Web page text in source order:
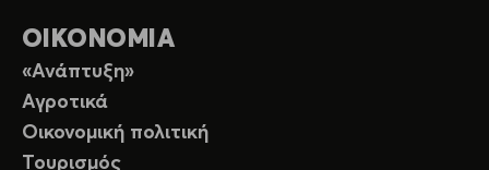
ΟΙΚΟΝΟΜΙΑ
«Ανάπτυξη»
Αγροτικά
Οικονομική πολιτική
Τουρισμός